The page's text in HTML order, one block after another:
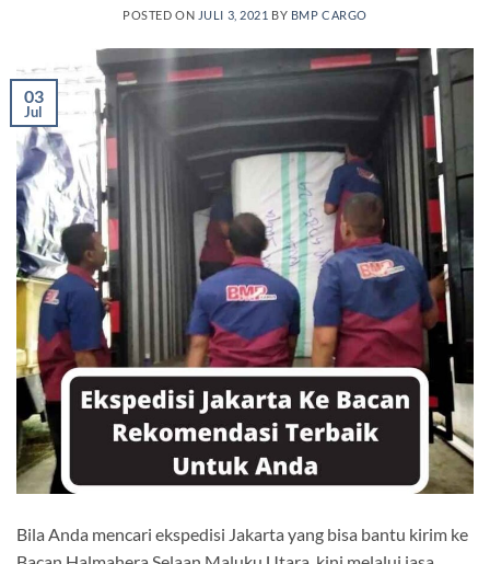
POSTED ON JULI 3, 2021 BY BMP CARGO
03
Jul
Bila Anda mencari ekspedisi Jakarta yang bisa bantu kirim ke